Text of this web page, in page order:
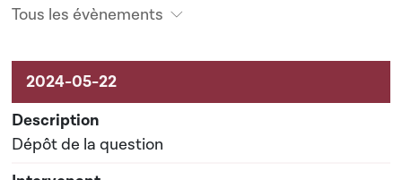
Tous les évènements
Activités sur le dossier
Dépôt de la question